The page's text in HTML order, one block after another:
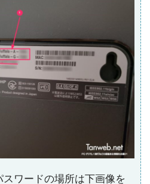
ワードの場所は下画像を